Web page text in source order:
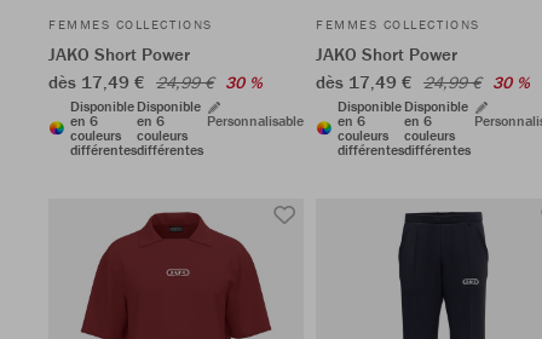
FEMMES COLLECTIONS
JAKO Short Power
dès 17,49 € 24,99 € 30 %
Disponible
en 6
couleurs
différentes
Disponible
en 6
couleurs
différentes
Personnalisable
FEMMES COLLECTIONS
JAKO Short Power
dès 17,49 € 24,99 € 30 %
Disponible
en 6
couleurs
différentes
Disponible
en 6
couleurs
différentes